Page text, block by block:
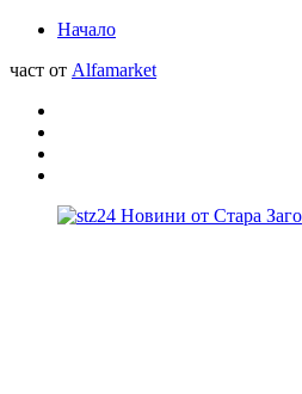
Начало
част от Alfamarket